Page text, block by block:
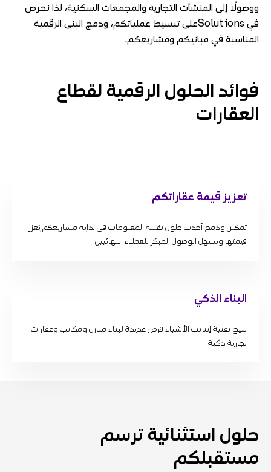
ووصولًا إلى المنشآت التجارية والمجمعات السكنية، لذا نحرص
في Solutionsعلى تبسيط عملياتكم، ودمج البنى الرقمية
المناسبة في مبانيكم ومشاريعكم.
فوائد الحلول الرقمية لقطاع
العقارات
تعزيز قيمة عقاراتكم
تمكين ودمج أحدث حلول تقنية المعلومات في بداية مشاريعكم يُعزز
قيمتها ويسهل الوصول المبكر للعملاء النهائيين
البناء الذكي
تتيح تقنية إنترنت الأشياء فرص عديدة لبناء منازل ومكاتب وعقارات
تجارية ذكية
حلول استثنائية ترسم
مستقبلكم